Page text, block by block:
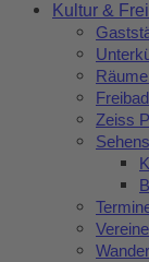
Kultur &
Freibad
Zeiss
Vereine